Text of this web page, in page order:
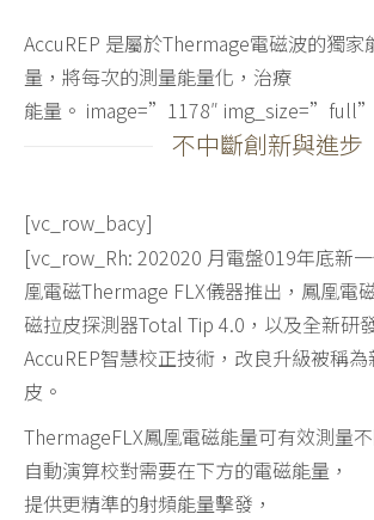
AccuREP 是屬於Thermage電磁波的獨家
量，將每次的測量能量化，治療
能量 。 image=”1178″
不中斷創新與進步
[vc_row_bacy]
[vc_row_Rh: 202020 月電盤019年底新
凰電磁Thermage FLX儀器推出， 鳳凰電
磁拉皮探測器Total Tip 4.0， 以及全新研
AccuREP智慧校正技術， 改良升級被稱
皮。
ThermageFLX鳳凰電磁能量可有效測量
自動演算校對需要在下方的電磁能量，
提供更精準的射頻能量擊發，